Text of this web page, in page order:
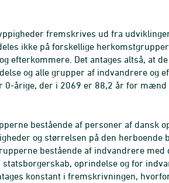
fremskrives ud fra
ikke på forskellige
efterkommere. Det antages altså, at
og alle grupper af indvandrere og
årige, der i 2069 er 88,2 år for mænd
bestående af personer af dansk
og størrelsen på den
bestående af indvandrere
oprindelse og for
konstant i fremskrivningen,